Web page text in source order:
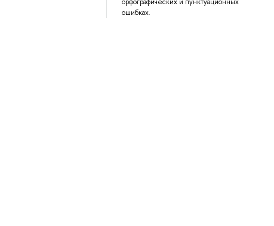
орфографических и пунктуационных
ошибках.